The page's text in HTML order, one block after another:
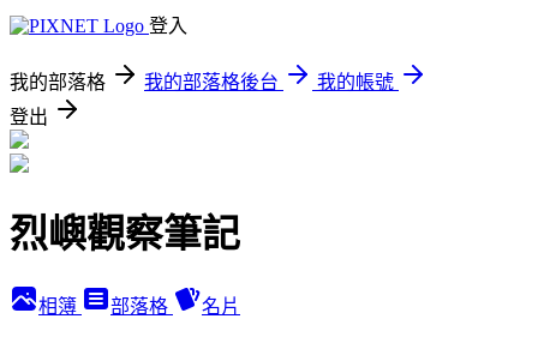
登入
我的部落格 我的部落格後台
我的帳號
登出
烈嶼觀察筆記
相簿 部落格 名片